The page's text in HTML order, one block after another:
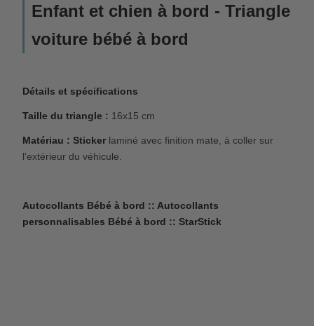
Enfant et chien à bord - Triangle
voiture bébé à bord
Détails et spécifications
Taille du triangle : 16x15 cm
Matériau : Sticker laminé avec finition mate, à coller sur
l'extérieur du véhicule.
Autocollants Bébé à bord :: Autocollants
personnalisables Bébé à bord :: StarStick